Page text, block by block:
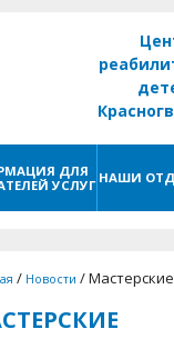
ДЛЯ
УСЛУГ НАШИ
/ Новости /Мастерские